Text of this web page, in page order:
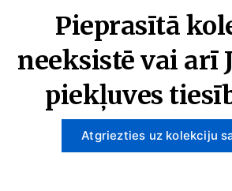
Pieprasītā
neeksistē vai arī
piekļuves
Atgriezties uz kolekciju